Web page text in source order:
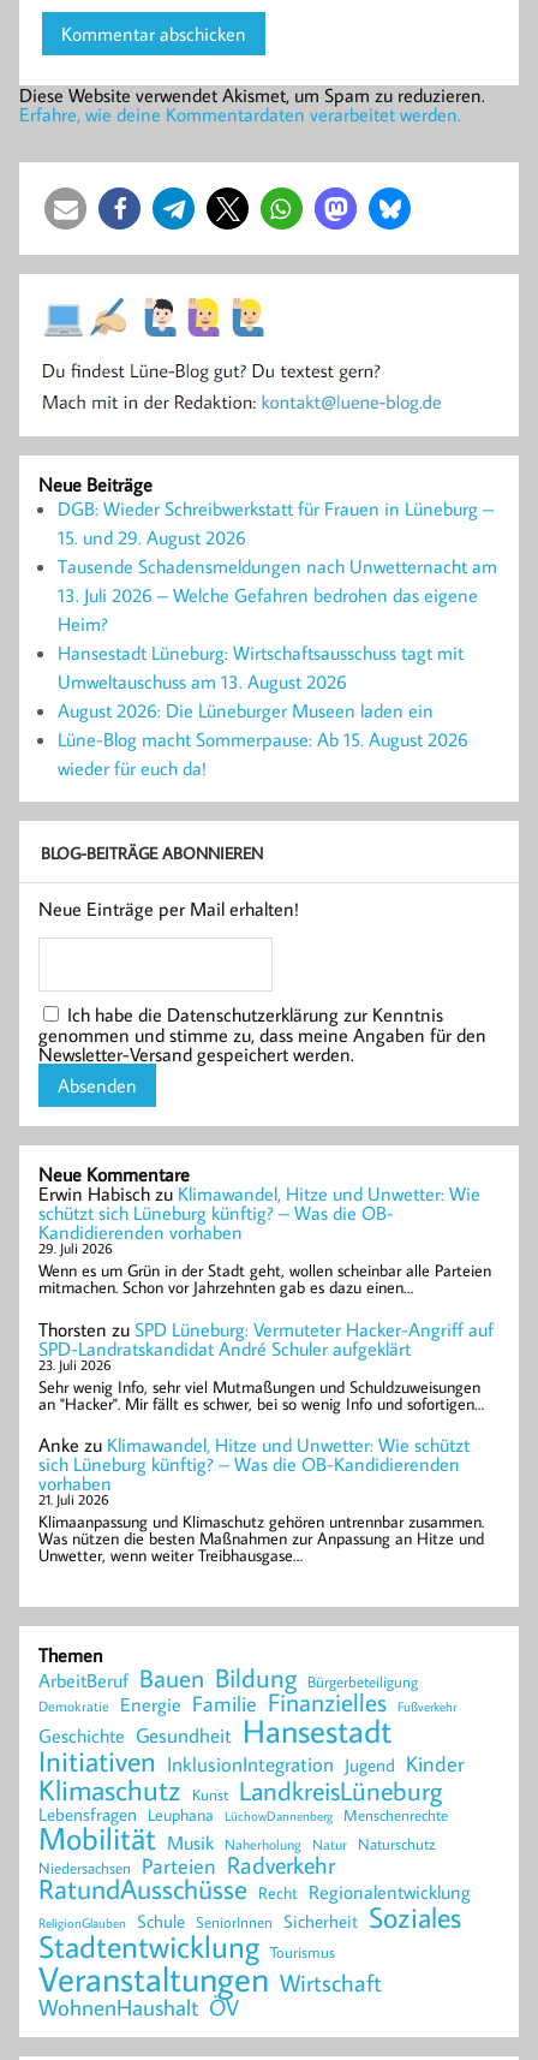
Diese Website verwendet Akismet, um Spam zu reduzieren.
Erfahre, wie deine Kommentardaten verarbeitet werden.
Neue Beiträge
DGB: Wieder Schreibwerkstatt für Frauen in Lüneburg –
15. und 29. August 2026
Tausende Schadensmeldungen nach Unwetternacht am
13. Juli 2026 – Welche Gefahren bedrohen das eigene
Heim?
Hansestadt Lüneburg: Wirtschaftsausschuss tagt mit
Umweltauschuss am 13. August 2026
August 2026: Die Lüneburger Museen laden ein
Lüne-Blog macht Sommerpause: Ab 15. August 2026
wieder für euch da!
BLOG-BEITRÄGE ABONNIEREN
Neue Einträge per Mail erhalten!
Ich habe die Datenschutzerklärung zur Kenntnis
genommen und stimme zu, dass meine Angaben für den
Newsletter-Versand gespeichert werden.
Neue Kommentare
Erwin Habisch zu Klimawandel, Hitze und Unwetter: Wie
schützt sich Lüneburg künftig? – Was die OB-
Kandidierenden vorhaben
29. Juli 2026
Wenn es um Grün in der Stadt geht, wollen scheinbar alle Parteien
mitmachen. Schon vor Jahrzehnten gab es dazu einen…
Thorsten zu SPD Lüneburg: Vermuteter Hacker-Angriff auf
SPD-Landratskandidat André Schuler aufgeklärt
23. Juli 2026
Sehr wenig Info, sehr viel Mutmaßungen und Schuldzuweisungen
an "Hacker". Mir fällt es schwer, bei so wenig Info und sofortigen…
Anke zu Klimawandel, Hitze und Unwetter: Wie schützt
sich Lüneburg künftig? – Was die OB-Kandidierenden
vorhaben
21. Juli 2026
Klimaanpassung und Klimaschutz gehören untrennbar zusammen.
Was nützen die besten Maßnahmen zur Anpassung an Hitze und
Unwetter, wenn weiter Treibhausgase…
Themen
ArbeitBeruf Bauen Bildung Bürgerbeteiligung
Demokratie Energie Familie Finanzielles Fußverkehr
Geschichte Gesundheit Hansestadt
Initiativen InklusionIntegration Jugend Kinder
Klimaschutz Kunst LandkreisLüneburg
Lebensfragen Leuphana LüchowDannenberg Menschenrechte
Mobilität Musik Naherholung Natur Naturschutz
Niedersachsen Parteien Radverkehr
RatundAusschüsse Recht Regionalentwicklung
ReligionGlauben Schule SeniorInnen Sicherheit Soziales
Stadtentwicklung Tourismus
Veranstaltungen Wirtschaft
WohnenHaushalt ÖV